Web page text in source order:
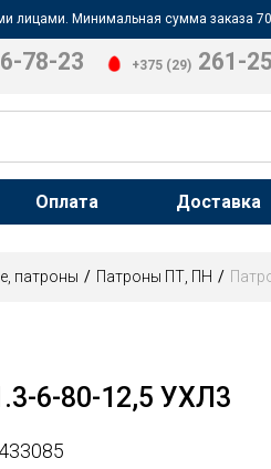
лицами. Минимальная сумма заказа
78-23 +375 (29) 261-
Оплата Доставка
патроны Патроны ПТ, ПН
6-80-12,5 УХЛ3